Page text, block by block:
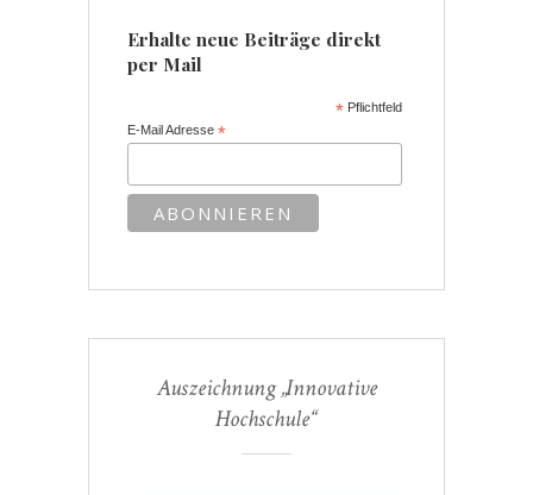
Erhalte neue Beiträge direkt
per Mail
* Pflichtfeld
E-Mail Adresse*
Auszeichnung „Innovative
Hochschule“